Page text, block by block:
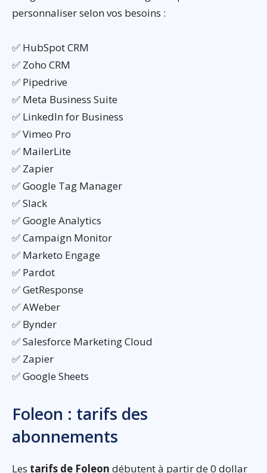
personnaliser selon vos besoins :
✅ HubSpot CRM
✅ Zoho CRM
✅ Pipedrive
✅ Meta Business Suite
✅ LinkedIn for Business
✅ Vimeo Pro
✅ MailerLite
✅ Zapier
✅ Google Tag Manager
✅ Slack
✅ Google Analytics
✅ Campaign Monitor
✅ Marketo Engage
✅ Pardot
✅ GetResponse
✅ AWeber
✅ Bynder
✅ Salesforce Marketing Cloud
✅ Zapier
✅ Google Sheets
Foleon : tarifs des
abonnements
Les tarifs de Foleon débutent à partir de 0 dollar